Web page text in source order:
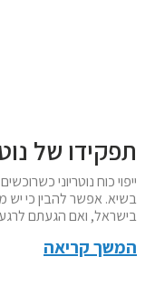
תפקידו של
ייפוי כוח נוטריוני
בשיא. אפשר להבין כי יש
בישראל, ואם הגעתם לרגע
המשך קריאה